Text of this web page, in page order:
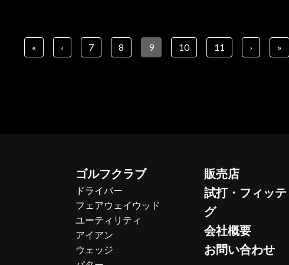
« ‹ 7 8 9 10 11 › »
ゴルフクラブ
ドライバー
フェアウェイウッド
ユーティリティ
アイアン
ウェッジ
販売店
試打・フィッ
グ
会社概要
お問い合わせ